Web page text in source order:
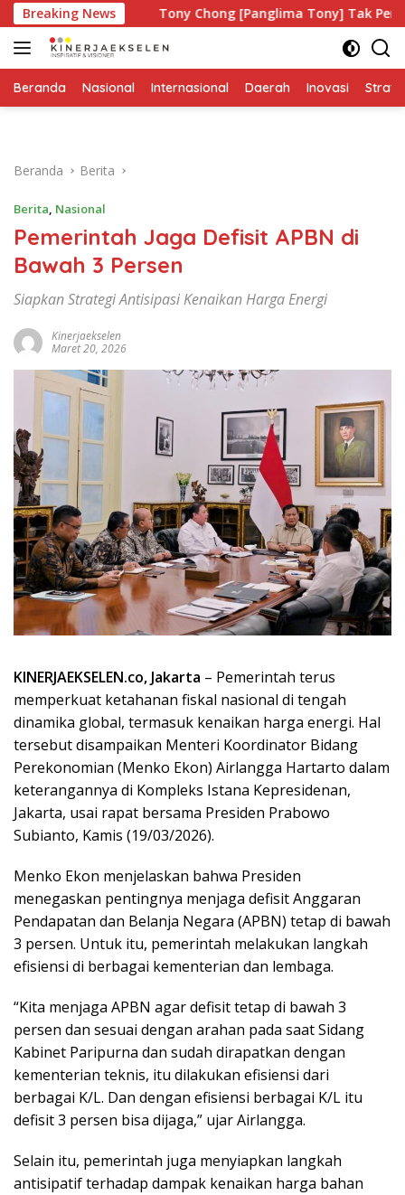
Langsung
ke
konten
Breaking NewsTony Chong [Panglima Tony] Tak Pernah Lelah
Beranda Nasional Internasional Daerah Inovasi
Beranda Berita
Berita, Nasional
Pemerintah Jaga Defisit APBN di
Bawah 3 Persen
Siapkan Strategi Antisipasi Kenaikan Harga Energi
Kinerjaekselen
Maret 20, 2026
KINERJAEKSELEN.co, Jakarta – Pemerintah terus
memperkuat ketahanan fiskal nasional di tengah
dinamika global, termasuk kenaikan harga energi. Hal
tersebut disampaikan Menteri Koordinator Bidang
Perekonomian (Menko Ekon) Airlangga Hartarto dalam
keterangannya di Kompleks Istana Kepresidenan,
Jakarta, usai rapat bersama Presiden Prabowo
Subianto, Kamis (19/03/2026).
Menko Ekon menjelaskan bahwa Presiden
menegaskan pentingnya menjaga defisit Anggaran
Pendapatan dan Belanja Negara (APBN) tetap di bawah
3 persen. Untuk itu, pemerintah melakukan langkah
efisiensi di berbagai kementerian dan lembaga.
“Kita menjaga APBN agar defisit tetap di bawah 3
persen dan sesuai dengan arahan pada saat Sidang
Kabinet Paripurna dan sudah dirapatkan dengan
kementerian teknis, itu dilakukan efisiensi dari
berbagai K/L. Dan dengan efisiensi berbagai K/L itu
defisit 3 persen bisa dijaga,” ujar Airlangga.
Selain itu, pemerintah juga menyiapkan langkah
antisipatif terhadap dampak kenaikan harga bahan